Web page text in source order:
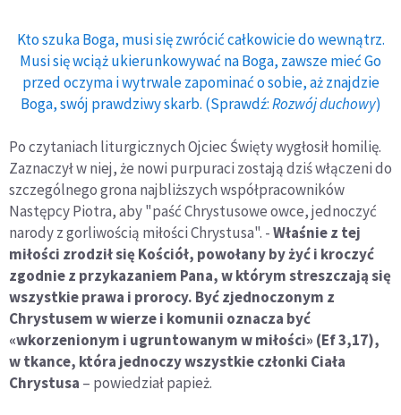
Kto szuka Boga, musi się zwrócić całkowicie do wewnątrz.
Musi się wciąż ukierunkowywać na Boga, zawsze mieć Go
przed oczyma i wytrwale zapominać o sobie, aż znajdzie
Boga, swój prawdziwy skarb. (Sprawdź:Rozwój duchowy)
Po czytaniach liturgicznych Ojciec Święty wygłosił homilię.
Zaznaczył w niej, że nowi purpuraci zostają dziś włączeni do
szczególnego grona najbliższych współpracowników
Następcy Piotra, aby "paść Chrystusowe owce, jednoczyć
narody z gorliwością miłości Chrystusa". -Właśnie z tej
miłości zrodził się Kościół, powołany by żyć i kroczyć
zgodnie z przykazaniem Pana, w którym streszczają się
wszystkie prawa i prorocy. Być zjednoczonym z
Chrystusem w wierze i komunii oznacza być
«wkorzenionym i ugruntowanym w miłości» (Ef 3,17),
w tkance, która jednoczy wszystkie członki Ciała
Chrystusa – powiedział papież.